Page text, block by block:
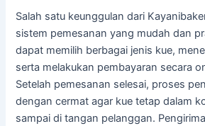
Salah satu keunggulan dari
sistem pemesanan yang mudah dan
dapat memilih berbagai jenis kue,
serta melakukan pembayaran secara
Setelah pemesanan selesai, proses
dengan cermat agar kue tetap dalam
sampai di tangan pelanggan.